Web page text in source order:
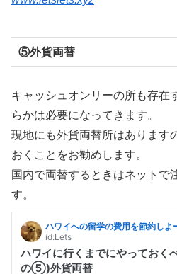
⑤外貨両替
キャッシュオンリーの所も存在
らかは必要になってきます。
現地にも外貨両替所はあります
おくことをお勧めします。
国内で両替するときはネットで
す。